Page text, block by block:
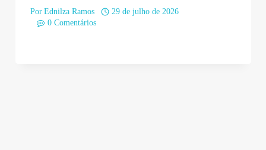
Por Ednilza Ramos
29 de julho de 2026
0 Comentários